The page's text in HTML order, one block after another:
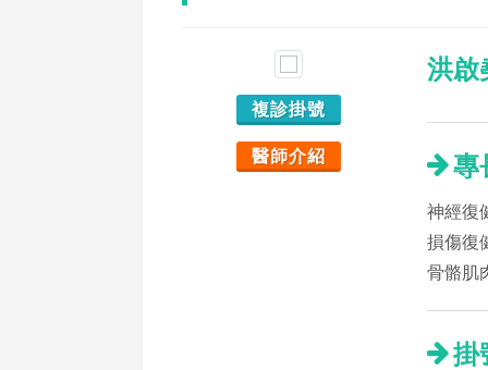
複診掛號
醫師介紹
洪啟
專
神經復
損傷復
骨骼肌
掛